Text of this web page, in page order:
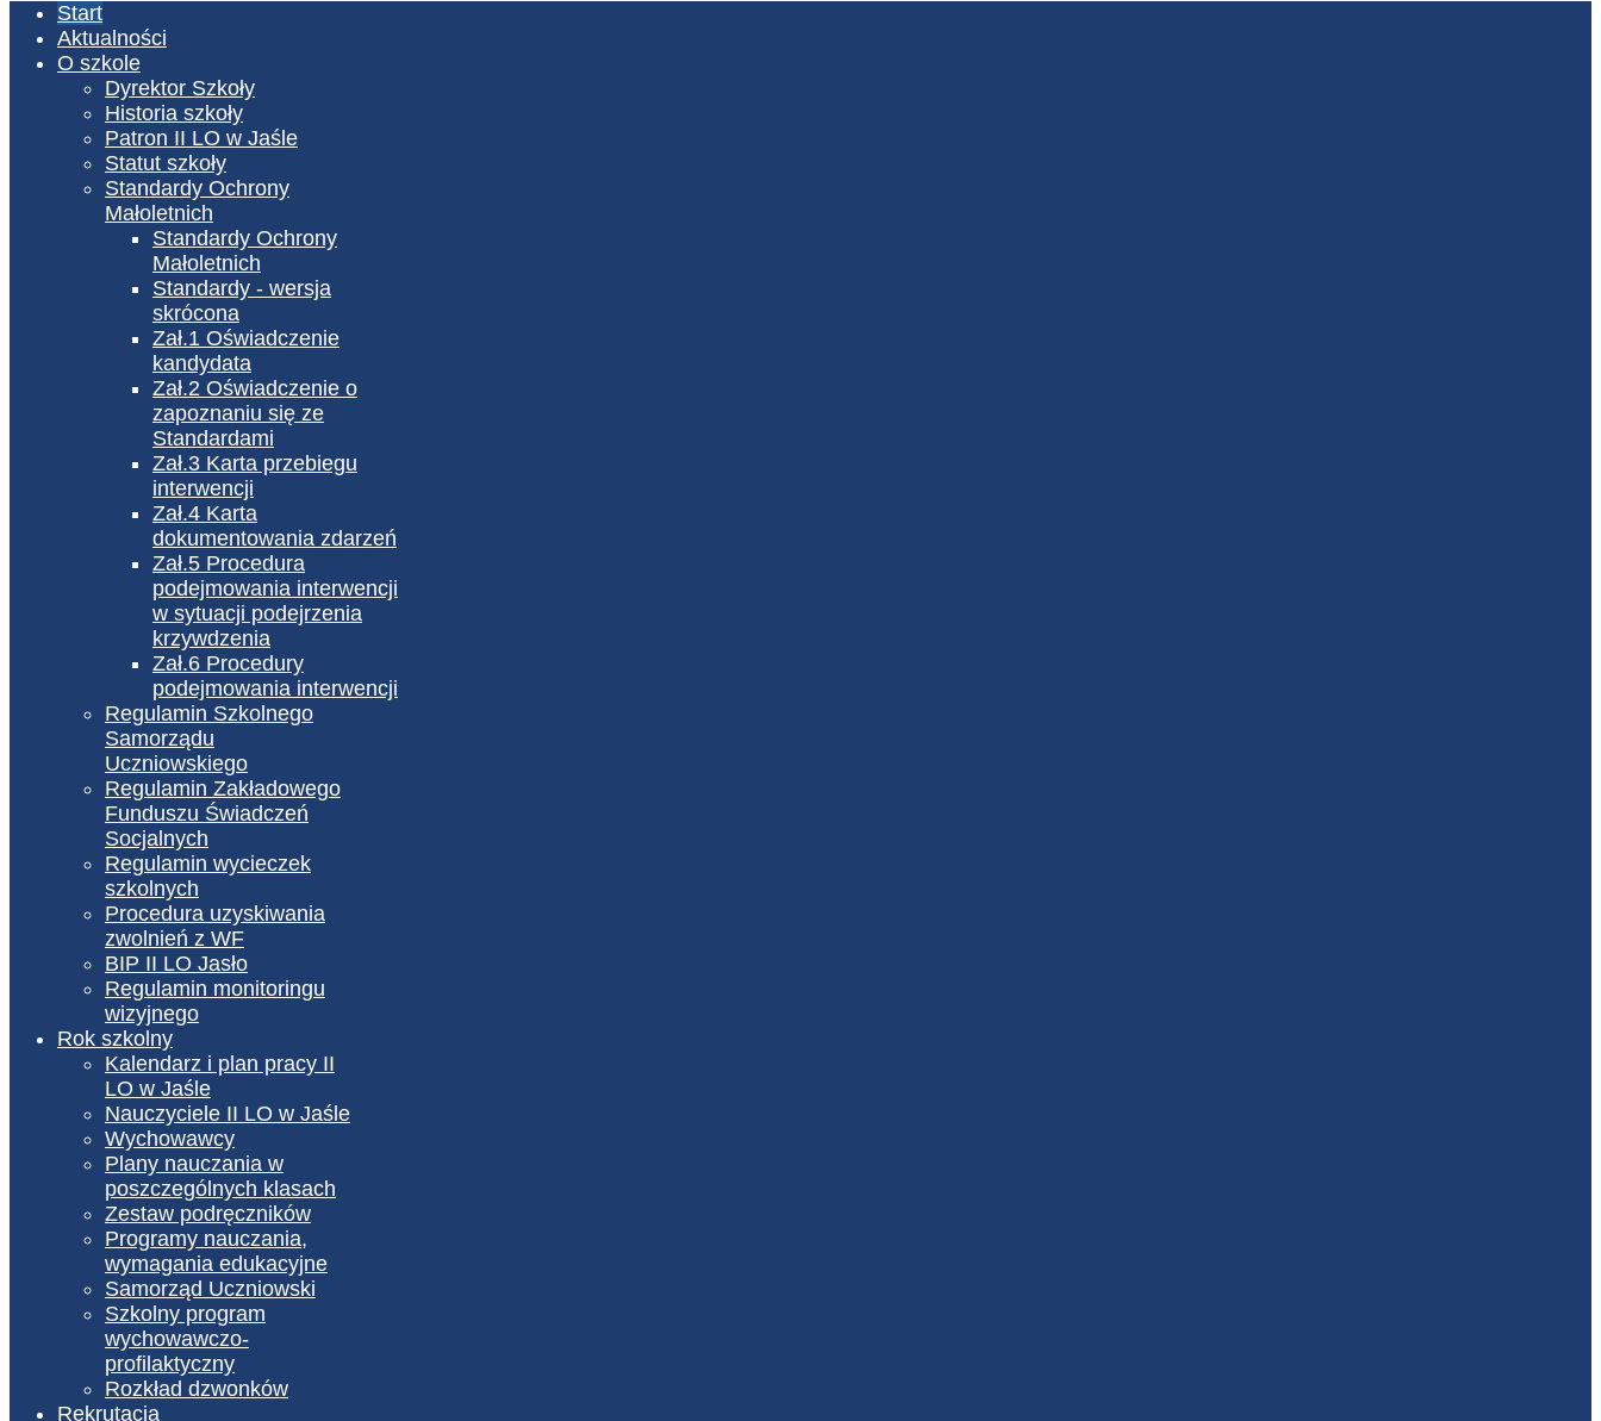
Start
Aktualności
O szkole
Dyrektor Szkoły
Historia szkoły
Patron II LO w Jaśle
Statut szkoły
Standardy Ochrony
Małoletnich
Standardy Ochrony
Małoletnich
Standardy - wersja
skrócona
Zał.1 Oświadczenie
kandydata
Zał.2 Oświadczenie o
zapoznaniu się ze
Standardami
Zał.3 Karta przebiegu
interwencji
Zał.4 Karta
dokumentowania zdarzeń
Zał.5 Procedura
podejmowania interwencji
w sytuacji podejrzenia
krzywdzenia
Zał.6 Procedury
podejmowania interwencji
Regulamin Szkolnego
Samorządu
Uczniowskiego
Regulamin Zakładowego
Funduszu Świadczeń
Socjalnych
Regulamin wycieczek
szkolnych
Procedura uzyskiwania
zwolnień z WF
BIP II LO Jasło
Regulamin monitoringu
wizyjnego
Rok szkolny
Kalendarz i plan pracy II
LO w Jaśle
Nauczyciele II LO w Jaśle
Wychowawcy
Plany nauczania w
poszczególnych klasach
Zestaw podręczników
Programy nauczania,
wymagania edukacyjne
Samorząd Uczniowski
Szkolny program
wychowawczo-
profilaktyczny
Rozkład dzwonków
Rekrutacja